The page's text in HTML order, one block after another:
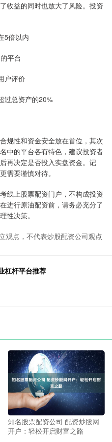
收益的同时也放大了风险。投资
5倍以内
平台
户评价
过总资产的20%
规性和资金安全放在首位，其次
中的平台各有特色，建议投资者
再决定是否投入实盘资金。记
需要谨慎对待。
线上股票配资门户，不构成投资
进行原油配资前，请务必充分了
性决策。
观点，不代表炒股配资公司观点
杠杆平台推荐
知名股票配资公司 配资炒股网
开户：轻松开启财富之路